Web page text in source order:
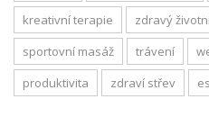
kreativní terapie
zdravý
sportovní masáž
trávení
produktivita
zdraví střev